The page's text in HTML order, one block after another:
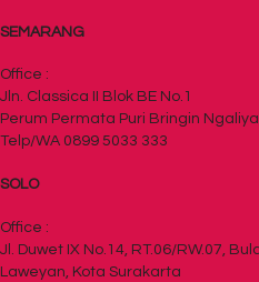
SEMARANG
Office :
Jln. Classica II Blok BE No.1
Perum Permata Puri Bringin
Telp/WA 0899 5033 333
SOLO
Office :
Jl. Duwet IX No.14, RT.06/RW.07,
Laweyan, Kota Surakarta